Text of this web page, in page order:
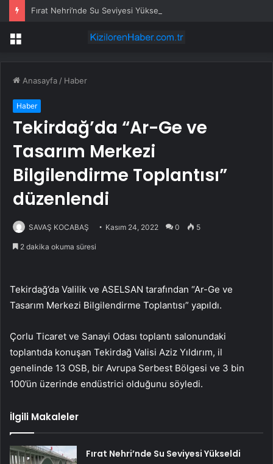
Fırat Nehri’nde Su Seviyesi Yükseldi
Menü
Anasayfa / Haber
Haber
Tekirdağ’da “Ar-Ge ve
Tasarım Merkezi
Bilgilendirme Toplantısı”
düzenlendi
SAVAŞ KOCABAŞ Kasım 24, 2022 0 5
2 dakika okuma süresi
Tekirdağ’da Valilik ve ASELSAN tarafından “Ar-Ge ve
Tasarım Merkezi Bilgilendirme Toplantısı” yapıldı.
Çorlu Ticaret ve Sanayi Odası toplantı salonundaki
toplantıda konuşan Tekirdağ Valisi Aziz Yıldırım, il
genelinde 13 OSB, bir Avrupa Serbest Bölgesi ve 3 bin
100’ün üzerinde endüstrici olduğunu söyledi.
İlgili Makaleler
Fırat Nehri’nde Su Seviyesi Yükseldi